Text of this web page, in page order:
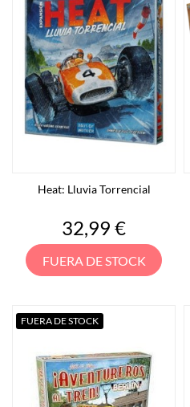
Heat: Lluvia Torrencial
Precio
32,99 €
FUERA DE STOCK
FUERA DE STOCK